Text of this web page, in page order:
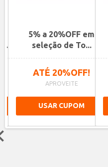
5% a 20%OFF em
seleção de To...
ATÉ 20%OFF!
APROVEITE
USAR CUPOM